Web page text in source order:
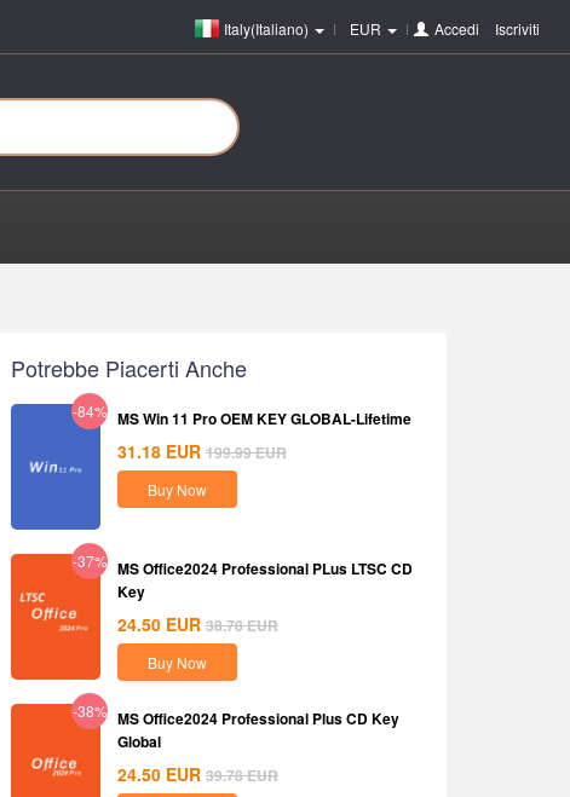
Italy(Italiano) EUR Accedi o Iscriviti
Potrebbe Piacerti Anche
-84% MS Win 11 Pro OEM KEY GLOBAL-Lifetime
31.18 EUR 199.99EUR
Buy Now
-37% MS Office2024 Professional PLus LTSC CD
Key
24.50 EUR 38.78EUR
Buy Now
-38% MS Office2024 Professional Plus CD Key
Global
24.50 EUR 39.78EUR